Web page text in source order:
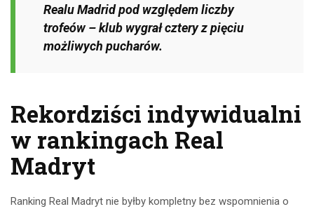
Realu Madrid pod względem liczby
trofeów – klub wygrał cztery z pięciu
możliwych pucharów.
Rekordziści indywidualni
w rankingach Real
Madryt
Ranking Real Madryt nie byłby kompletny bez wspomnienia o